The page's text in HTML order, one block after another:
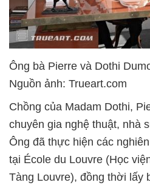
Ông bà Pierre và Dothi
Nguồn ảnh: Trueart.com
Chồng của Madam Dothi,
chuyên gia nghệ thuật, nhà
Ông đã thực hiện các
tại École du Louvre (Học
Tàng Louvre), đồng thời lấy